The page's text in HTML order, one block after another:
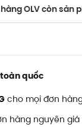
OLV còn sản
quốc
cho mọi đơn
hàng nguyên giá